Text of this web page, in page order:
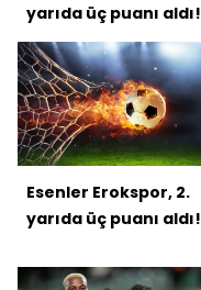
yarıda üç puanı aldı!
Esenler Erokspor, 2.
yarıda üç puanı aldı!